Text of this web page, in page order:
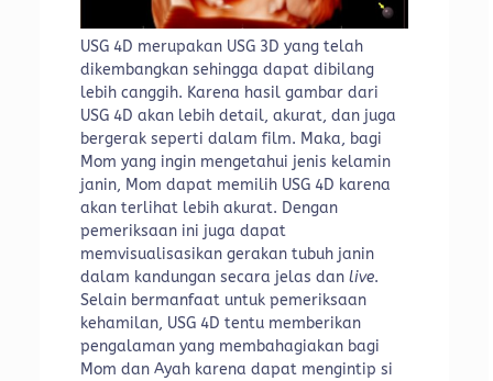
USG 4D merupakan USG 3D yang telah
dikembangkan sehingga dapat dibilang
lebih canggih. Karena hasil gambar dari
USG 4D akan lebih detail, akurat, dan juga
bergerak seperti dalam film. Maka, bagi
Mom yang ingin mengetahui jenis kelamin
janin, Mom dapat memilih USG 4D karena
akan terlihat lebih akurat. Dengan
pemeriksaan ini juga dapat
memvisualisasikan gerakan tubuh janin
dalam kandungan secara jelas dan live.
Selain bermanfaat untuk pemeriksaan
kehamilan, USG 4D tentu memberikan
pengalaman yang membahagiakan bagi
Mom dan Ayah karena dapat mengintip si